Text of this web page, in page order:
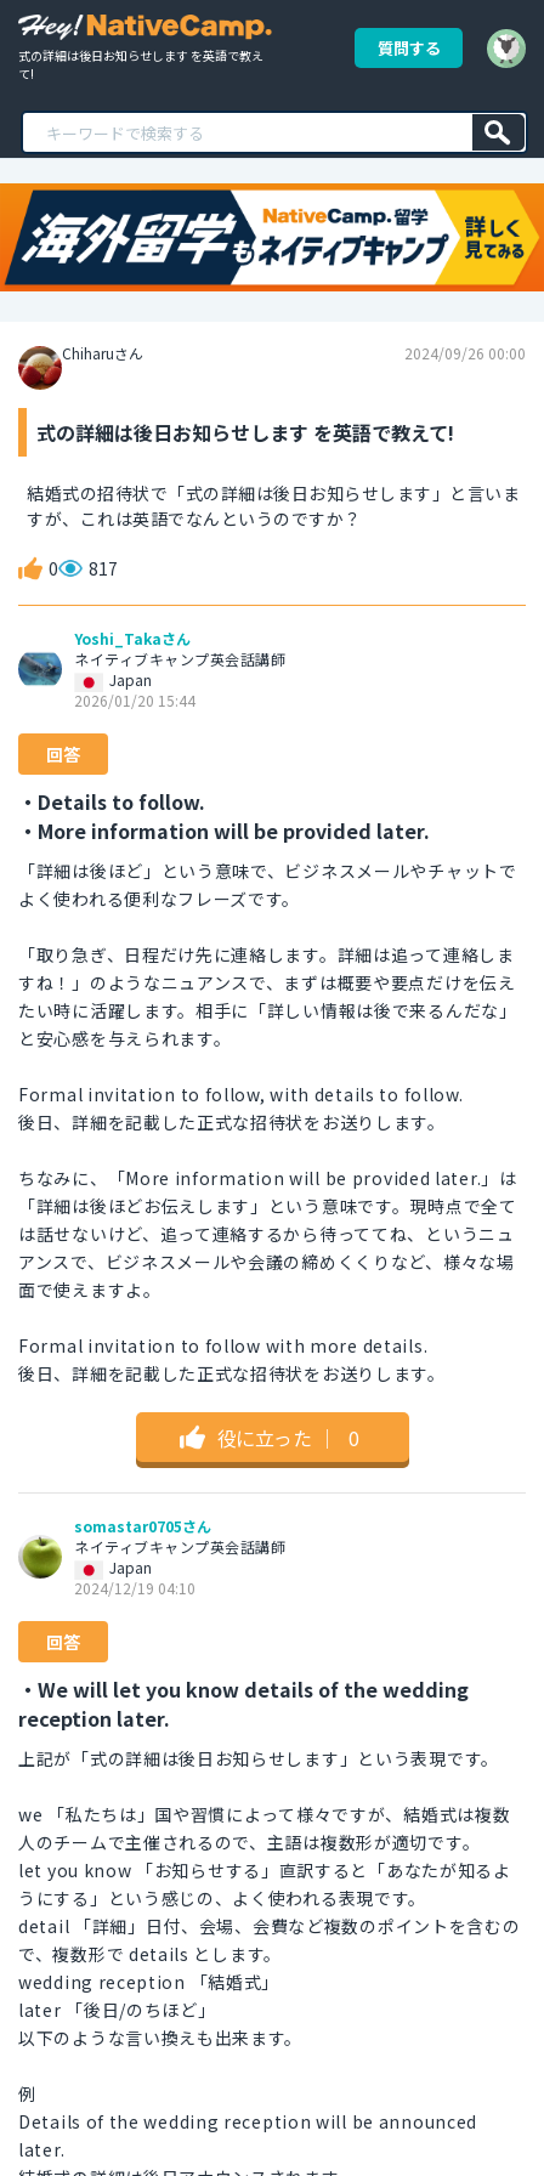
式の詳細は後日お知らせします を英語で教え
て!
質問する
Chiharuさん 2024/09/26 00:00
式の詳細は後日お知らせします を英語で教えて!
結婚式の招待状で「式の詳細は後日お知らせします」と言いま
すが、これは英語でなんというのですか？
0 817
Yoshi_Takaさん
ネイティブキャンプ英会話講師
Japan
2026/01/20 15:44
回答
・Details to follow.
・More information will be provided later.
「詳細は後ほど」という意味で、ビジネスメールやチャットで
よく使われる便利なフレーズです。
「取り急ぎ、日程だけ先に連絡します。詳細は追って連絡しま
すね！」のようなニュアンスで、まずは概要や要点だけを伝え
たい時に活躍します。相手に「詳しい情報は後で来るんだな」
と安心感を与えられます。
Formal invitation to follow, with details to follow.
後日、詳細を記載した正式な招待状をお送りします。
ちなみに、「More information will be provided later.」は
「詳細は後ほどお伝えします」という意味です。現時点で全て
は話せないけど、追って連絡するから待っててね、というニュ
アンスで、ビジネスメールや会議の締めくくりなど、様々な場
面で使えますよ。
Formal invitation to follow with more details.
後日、詳細を記載した正式な招待状をお送りします。
役に立った ｜ 0
somastar0705さん
ネイティブキャンプ英会話講師
Japan
2024/12/19 04:10
回答
・We will let you know details of the wedding
reception later.
上記が「式の詳細は後日お知らせします」という表現です。
we 「私たちは」国や習慣によって様々ですが、結婚式は複数
人のチームで主催されるので、主語は複数形が適切です。
let you know 「お知らせする」直訳すると「あなたが知るよ
うにする」という感じの、よく使われる表現です。
detail 「詳細」日付、会場、会費など複数のポイントを含むの
で、複数形で details とします。
wedding reception 「結婚式」
later 「後日/のちほど」
以下のような言い換えも出来ます。
例
Details of the wedding reception will be announced
later.